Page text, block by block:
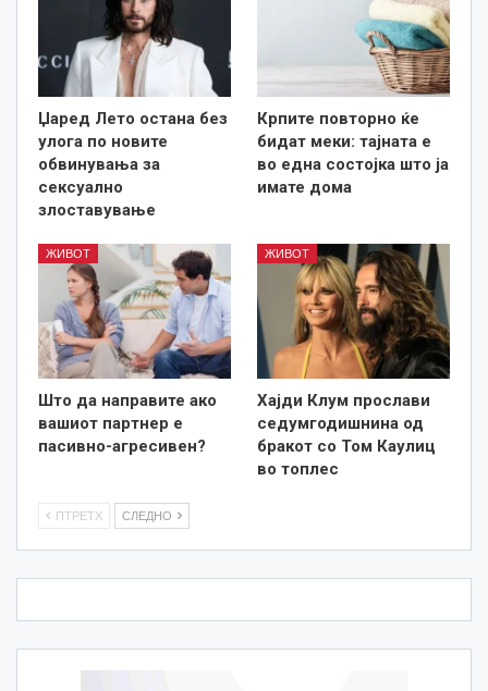
Џаред Лето остана без
улога по новите
обвинувања за
сексуално
злоставување
Крпите повторно ќе
бидат меки: тајната е
во една состојка што ја
имате дома
ЖИВОТ
Што да направите ако
вашиот партнер е
пасивно-агресивен?
ЖИВОТ
Хајди Клум прослави
седумгодишнина од
бракот со Том Каулиц
во топлес
ПТРЕТХ СЛЕДНО